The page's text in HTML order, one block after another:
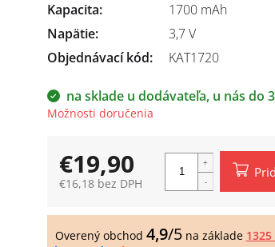
na sklade u dodávateľa, u nás do
Možnosti doručenia
Kapacita:
1700 mAh
Napätie:
3,7 V
Objednávací kód:
KAT1720
€19,90
€16,18 bez DPH
cena:
Overený obchod 4,9/5na základe